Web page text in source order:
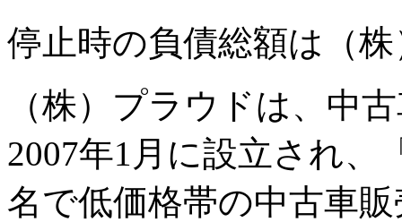
停止時の負債総額は（
（株）プラウドは、中
2007年1月に設立され、
名で低価格帯の中古車